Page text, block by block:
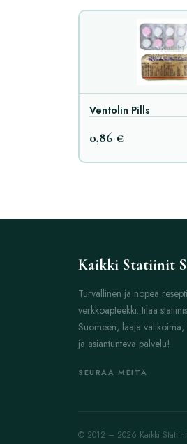
Ventolin Pills
0,86 €
Kaikki Statiinit
Turvallinen ja nopea
verkkoapteekki: tilaa
Suomeen, laaja valikoima,
ja asiantunteva palvelu!
SEURAA MEITÄ
© 2012 – 2026 Kaikki